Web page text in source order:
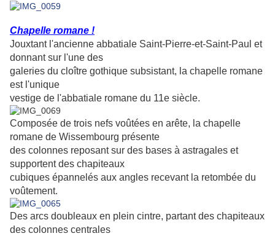
Chapelle romane !
Jouxtant l'ancienne abbatiale Saint-Pierre-et-Saint-Paul et
donnant sur l'une des
galeries du cloître gothique subsistant, la chapelle romane
est l'unique
vestige de l'abbatiale romane du 11e siècle.
Composée de trois nefs voûtées en arête, la chapelle
romane de Wissembourg présente
des colonnes reposant sur des bases à astragales et
supportent des chapiteaux
cubiques épannelés aux angles recevant la retombée du
voûtement.
Des arcs doubleaux en plein cintre, partant des chapiteaux
des colonnes centrales